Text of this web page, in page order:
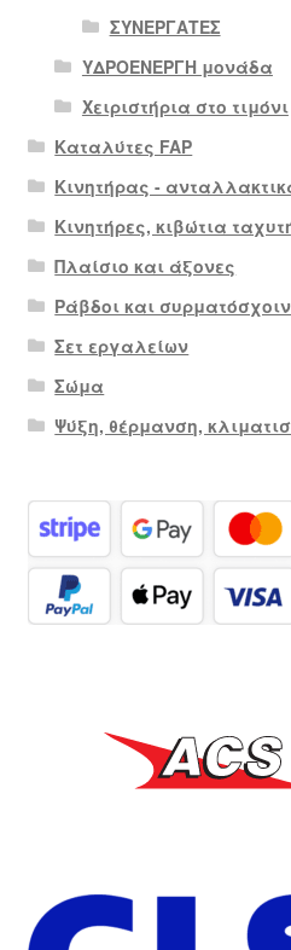
ΣΥΝΕΡΓΑΤΕΣ
ΥΔΡΟΕΝΕΡΓΗ μονάδα
Χειριστήρια στο τιμόνι
Καταλύτες FAP
Κινητήρας -
Κινητήρες, κιβώτια
Πλαίσιο και άξονες
Ράβδοι και
Σετ εργαλείων
Σώμα
Ψύξη, θέρμανση,